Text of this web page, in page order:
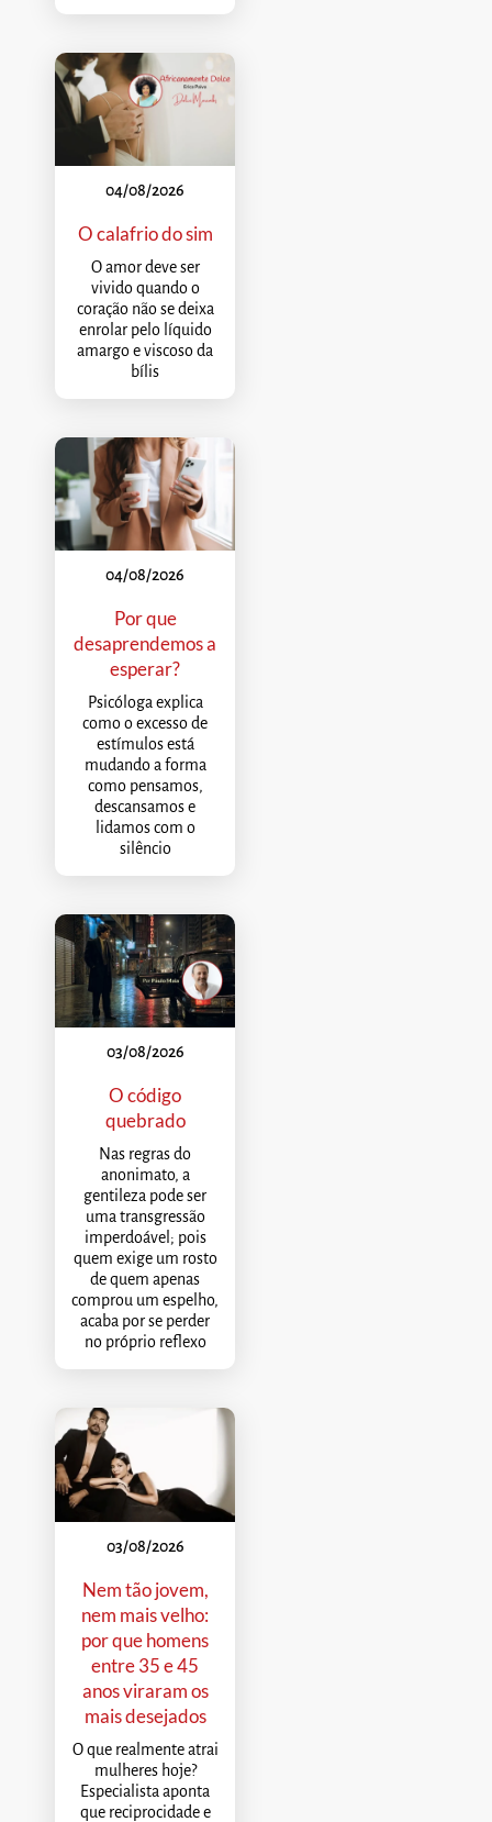
04/08/2026
O calafrio do sim
O amor deve ser
vivido quando o
coração não se deixa
enrolar pelo líquido
amargo e viscoso da
bílis
04/08/2026
Por que
desaprendemos a
esperar?
Psicóloga explica
como o excesso de
estímulos está
mudando a forma
como pensamos,
descansamos e
lidamos com o
silêncio
03/08/2026
O código
quebrado
Nas regras do
anonimato, a
gentileza pode ser
uma transgressão
imperdoável; pois
quem exige um rosto
de quem apenas
comprou um espelho,
acaba por se perder
no próprio reflexo
03/08/2026
Nem tão jovem,
nem mais velho:
por que homens
entre 35 e 45
anos viraram os
mais desejados
O que realmente atrai
mulheres hoje?
Especialista aponta
que reciprocidade e